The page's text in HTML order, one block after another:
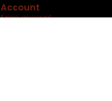
Account
Il mio account